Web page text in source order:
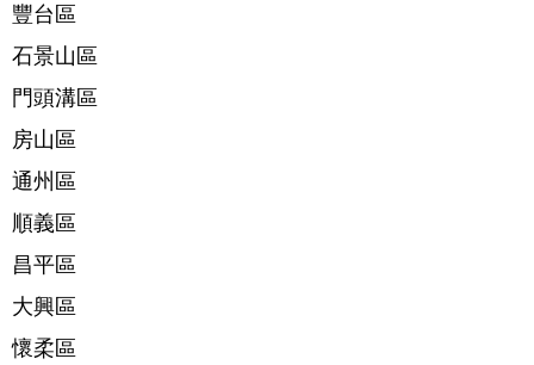
豐台區
石景山區
門頭溝區
房山區
通州區
順義區
昌平區
大興區
懷柔區